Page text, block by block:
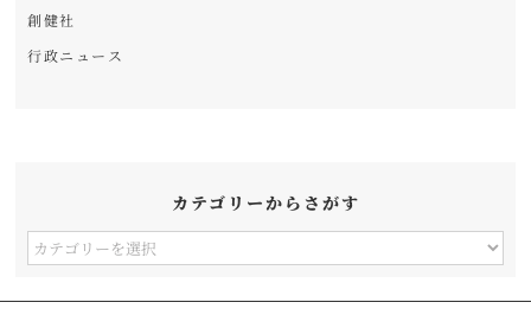
創健社
行政ニュース
カテゴリーからさがす
カ